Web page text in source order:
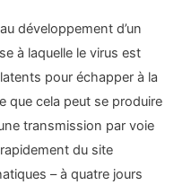
développement d’un
à laquelle le virus est
pour échapper à la
que cela peut se produire
transmission par voie
du site
– à quatre jours